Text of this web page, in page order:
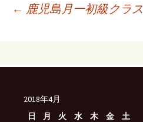
投
ナ
← 鹿児島月一初級クラス
2018年4月
日
月 火 水 木 金
土